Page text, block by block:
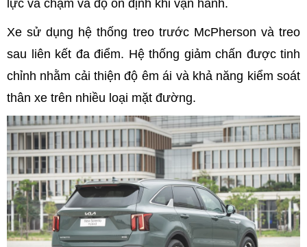
lực va chạm và độ ổn định khi vận hành.
Xe sử dụng hệ thống treo trước McPherson và treo
sau liên kết đa điểm. Hệ thống giảm chấn được tinh
chỉnh nhằm cải thiện độ êm ái và khả năng kiểm soát
thân xe trên nhiều loại mặt đường.